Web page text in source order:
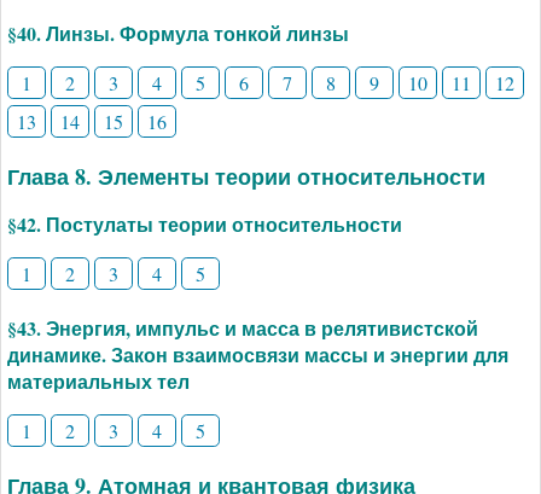
§40. Линзы. Формула тонкой линзы
1 2 3 4 5 6 7 8 9 10 11
12
13
14 15 16
Глава 8. Элементы теории относительности
§42. Постулаты теории относительности
1 2 3 4 5
§43. Энергия, импульс и масса в релятивистской
динамике. Закон взаимосвязи массы и энергии для
материальных тел
1 2 3 4 5
Глава 9. Атомная и квантовая физика